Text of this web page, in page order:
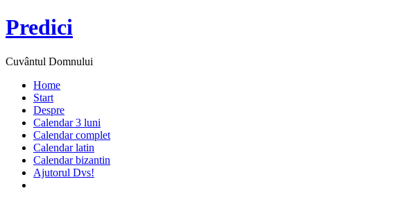
Predici
Cuvântul Domnului
Home
Start
Despre
Calendar 3 luni
Calendar complet
Calendar latin
Calendar bizantin
Ajutorul Dvs!